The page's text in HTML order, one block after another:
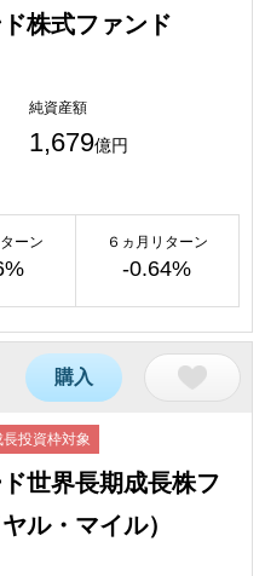
株式ファンド
純資産額
1,679億円
ーン ６ヵ月リターン
-0.64%
購入
長投資枠対象
世界長期成長株フ
ル・マイル）